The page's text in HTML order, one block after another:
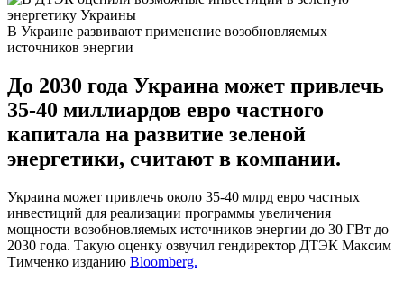
В Украине развивают применение возобновляемых
источников энергии
До 2030 года Украина может привлечь
35-40 миллиардов евро частного
капитала на развитие зеленой
энергетики, считают в компании.
Украина может привлечь около 35-40 млрд евро частных
инвестиций для реализации программы увеличения
мощности возобновляемых источников энергии до 30 ГВт до
2030 года. Такую оценку озвучил гендиректор ДТЭК Максим
Тимченко изданию Bloomberg.